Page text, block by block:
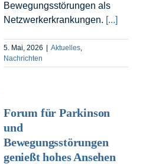
Bewegungsstörungen als
Netzwerkerkrankungen. [...]
5. Mai, 2026 Aktuelles,
Nachrichten
Forum für Parkinson
und
Bewegungsstörungen
genießt hohes Ansehen